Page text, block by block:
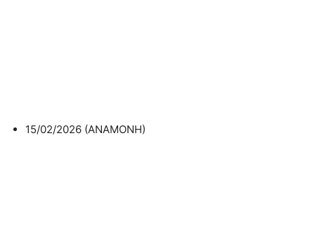
15/02/2026 (ΑΝΑΜΟΝΗ)